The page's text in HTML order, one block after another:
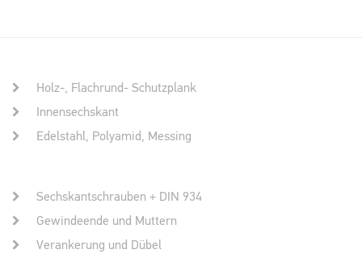
Holz-, Flachrund- Schutzplank
Innensechskant
Edelstahl, Polyamid, Messing
Sechskantschrauben + DIN 934
Gewindeende und Muttern
Verankerung und Dübel